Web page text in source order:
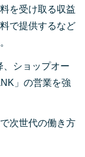
を受け取る収益
で提供するなど
、ショップオー
」の営業を強
次世代の働き方